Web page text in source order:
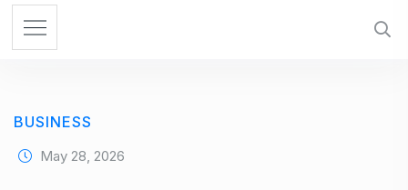
BUSINESS
May 28, 2026